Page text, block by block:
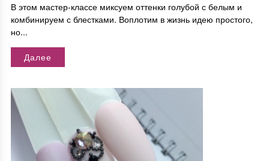
В этом мастер-классе миксуем оттенки голубой с белым и
комбинируем с блестками. Воплотим в жизнь идею простого,
но...
Далее